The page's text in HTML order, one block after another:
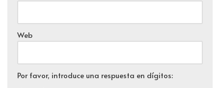
Web
Por favor, introduce una respuesta en dígitos: